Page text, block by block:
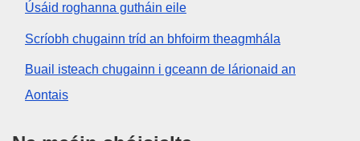
Úsáid roghanna gutháin eile
Scríobh chugainn tríd an bhfoirm theagmhála
Buail isteach chugainn i gceann de lárionaid an
Aontais